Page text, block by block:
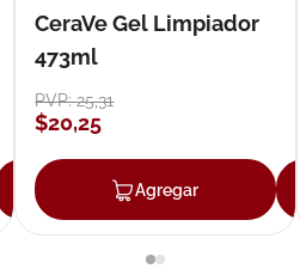
Agregar
CeraVe Gel Limpiador
473ml
PVP:25,31
$20,25
Agregar